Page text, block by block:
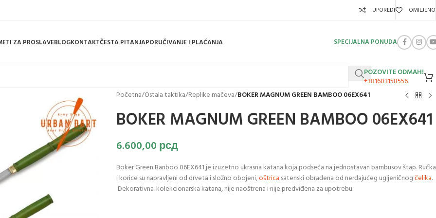
UPOREDI OMILJENO
ZA PROSLAVEBLOGKONTAKTČESTA PITANJAPORUČIVANJE I PLAĆANJA SPECIJALNA PONUDA
POZOVITE ODMAH!
+381603158556
Početna/Ostala taktika/Replike mačeva/BOKER MAGNUM GREEN BAMBOO 06EX641
BOKER MAGNUM GREEN BAMBOO 06EX641
6.600,00 рсд
Boker Green Banboo 06EX641 je izuzetno ukrasna katana koja podseća na jednostavan bambusov štap. Ručka
i korice su napravljeni od drveta i složno obojeni,oštrica satenski obrađena od nerđajućeg ugljeničnogčelika.
Dekorativna-kolekcionarska katana, nije naoštrena i nije predviđena za upotrebu.